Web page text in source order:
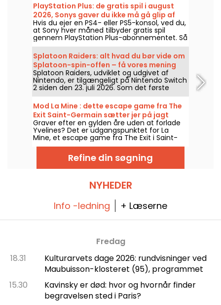
PlayStation Plus: de gratis spil i august
2026, Sonys gaver du ikke må gå glip af
Hvis du ejer en PS4- eller PS5-konsol, ved du,
at Sony hver måned tilbyder gratis spil
gennem PlayStation Plus-abonnementet. Så
hvilke spil er gratis i august 2026? Se
månedens udvælgelse.
Splatoon Raiders: alt hvad du bør vide om
Splatoon-spin-offen – få vores mening
Splatoon Raiders, udviklet og udgivet af
Nintendo, er tilgængeligt på Nintendo Switch
2 siden den 23. juli 2026. Som det første
spin-off af Splatoon-serien byder spillet på
et originalt eventyr i seriens univers. Vi har
testet det – her er vores oplevelse!
Mod La Mine : dette escape game fra The
Exit Saint-Germain sætter jer på jagt
efter en glemt skat
Graver efter en gylden åre uden at forlade
Yvelines? Det er udgangspunktet for La
Mine, et escape game fra The Exit i Saint-
Germain-en-Laye, hvor dit hold tager af
sted for at udforske en gammel mine.
Refine din søgning
NYHEDER
Info -ledning + Læserne
Fredag
18.31
Kulturarvets dage 2026: rundvisninger ved
Maubuisson-klosteret (95), programmet
15.30
Kavinsky er død: hvor og hvornår finder
begravelsen sted i Paris?